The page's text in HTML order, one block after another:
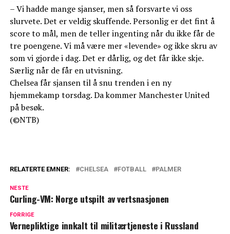
– Vi hadde mange sjanser, men så forsvarte vi oss
slurvete. Det er veldig skuffende. Personlig er det fint å
score to mål, men de teller ingenting når du ikke får de
tre poengene. Vi må være mer «levende» og ikke skru av
som vi gjorde i dag. Det er dårlig, og det får ikke skje.
Særlig når de får en utvisning.
Chelsea får sjansen til å snu trenden i en ny
hjemmekamp torsdag. Da kommer Manchester United
på besøk.
(©NTB)
RELATERTE EMNER: CHELSEA FOTBALL PALMER
NESTE
Curling-VM: Norge utspilt av vertsnasjonen
FORRIGE
Vernepliktige innkalt til militærtjeneste i Russland